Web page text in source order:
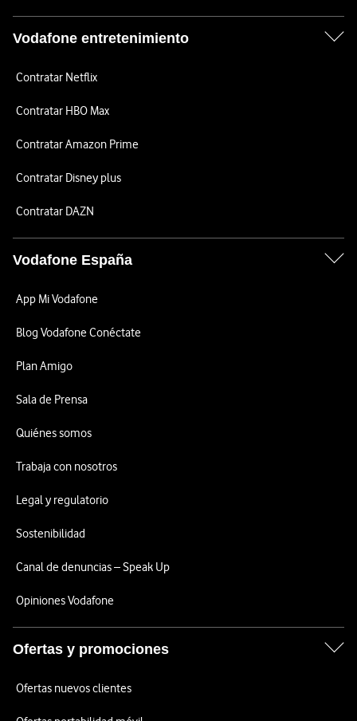
Vodafone entretenimiento
Contratar Netflix
Contratar HBO Max
Contratar Amazon Prime
Contratar Disney plus
Contratar DAZN
Vodafone España
App Mi Vodafone
Blog Vodafone Conéctate
Plan Amigo
Sala de Prensa
Quiénes somos
Trabaja con nosotros
Legal y regulatorio
Sostenibilidad
Canal de denuncias – Speak Up
Opiniones Vodafone
Ofertas y promociones
Ofertas nuevos clientes